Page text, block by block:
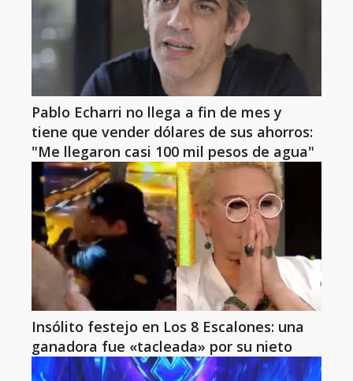
Pablo Echarri no llega a fin de mes y
tiene que vender dólares de sus ahorros:
"Me llegaron casi 100 mil pesos de agua"
Insólito festejo en Los 8 Escalones: una
ganadora fue «tacleada» por su nieto